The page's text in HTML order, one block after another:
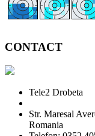
CONTACT
Tele2 Drobeta
Str. Maresal
Romania